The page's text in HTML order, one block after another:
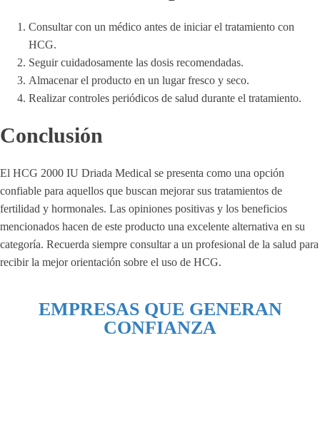
Consultar con un médico antes de iniciar el tratamiento con
HCG.
Seguir cuidadosamente las dosis recomendadas.
Almacenar el producto en un lugar fresco y seco.
Realizar controles periódicos de salud durante el tratamiento.
Conclusión
El HCG 2000 IU Driada Medical se presenta como una opción
confiable para aquellos que buscan mejorar sus tratamientos de
fertilidad y hormonales. Las opiniones positivas y los beneficios
mencionados hacen de este producto una excelente alternativa en su
categoría. Recuerda siempre consultar a un profesional de la salud para
recibir la mejor orientación sobre el uso de HCG.
EMPRESAS QUE GENERAN
CONFIANZA